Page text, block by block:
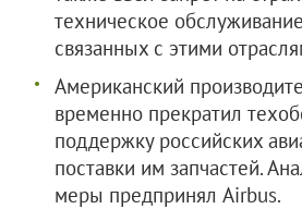
техническое
связанных с этими
Американский
временно прекратил
поддержку российских
поставки им запчастей.
меры предпринял Airbus.